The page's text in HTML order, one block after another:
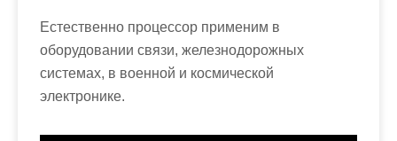
Естественно процессор применим в
оборудовании связи, железнодорожных
системах, в военной и космической
электронике.